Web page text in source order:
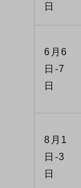
日
6月6
日-7
日
8月1
日-3
日